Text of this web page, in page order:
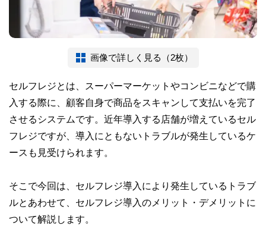
画像で詳しく見る（2枚）
セルフレジとは、スーパーマーケットやコンビニなどで購
入する際に、顧客自身で商品をスキャンして支払いを完了
させるシステムです。近年導入する店舗が増えているセル
フレジですが、導入にともないトラブルが発生しているケ
ースも見受けられます。
そこで今回は、セルフレジ導入により発生しているトラブ
ルとあわせて、セルフレジ導入のメリット・デメリットに
ついて解説します。